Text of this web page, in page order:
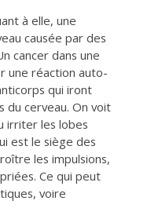
à elle, une
causée par des
cancer dans une
une réaction auto-
qui iront
du cerveau. On voit
irriter les lobes
est le siège des
les impulsions,
Ce qui peut
voire